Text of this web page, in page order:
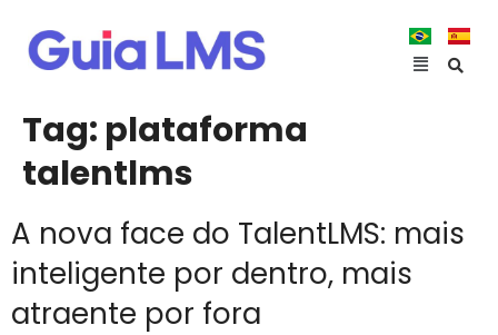
Tag: plataforma
talentlms
A nova face do TalentLMS: mais
inteligente por dentro, mais
atraente por fora